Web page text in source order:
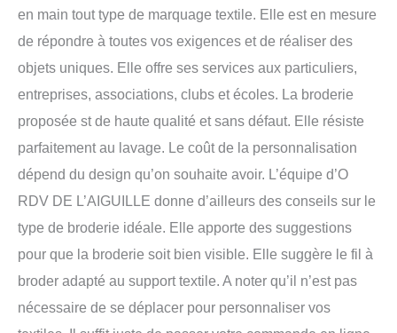
en main tout type de marquage textile. Elle est en mesure
de répondre à toutes vos exigences et de réaliser des
objets uniques. Elle offre ses services aux particuliers,
entreprises, associations, clubs et écoles. La broderie
proposée st de haute qualité et sans défaut. Elle résiste
parfaitement au lavage. Le coût de la personnalisation
dépend du design qu’on souhaite avoir. L’équipe d’O
RDV DE L’AIGUILLE donne d’ailleurs des conseils sur le
type de broderie idéale. Elle apporte des suggestions
pour que la broderie soit bien visible. Elle suggère le fil à
broder adapté au support textile. A noter qu’il n’est pas
nécessaire de se déplacer pour personnaliser vos